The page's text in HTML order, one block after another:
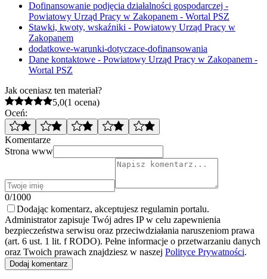
Dofinansowanie podjęcia działalności gospodarczej -
Powiatowy Urząd Pracy w Zakopanem - Wortal PSZ
Stawki, kwoty, wskaźniki - Powiatowy Urząd Pracy w
Zakopanem
dodatkowe-warunki-dotyczace-dofinansowania
Dane kontaktowe - Powiatowy Urząd Pracy w Zakopanem -
Wortal PSZ
Jak oceniasz ten materiał?
5,0(1 ocena)
Oceń:
Komentarze
Strona www
0/1000
Dodając komentarz, akceptujesz regulamin portalu.
Administrator zapisuje Twój adres IP w celu zapewnienia
bezpieczeństwa serwisu oraz przeciwdziałania naruszeniom prawa
(art. 6 ust. 1 lit. f RODO). Pełne informacje o przetwarzaniu danych
oraz Twoich prawach znajdziesz w naszej Polityce Prywatności.
Dodaj komentarz